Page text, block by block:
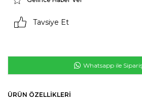
Tavsiye Et
Whatsapp ile
ÜRÜN ÖZELLIKLERI